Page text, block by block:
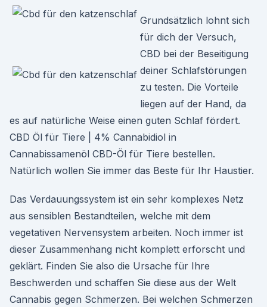
Grundsätzlich lohnt sich
für dich der Versuch,
CBD bei der Beseitigung
deiner Schlafstörungen
zu testen. Die Vorteile
liegen auf der Hand, da
es auf natürliche Weise einen guten Schlaf fördert.
CBD Öl für Tiere | 4% Cannabidiol in
Cannabissamenöl CBD-Öl für Tiere bestellen.
Natürlich wollen Sie immer das Beste für Ihr Haustier.
Das Verdauungssystem ist ein sehr komplexes Netz
aus sensiblen Bestandteilen, welche mit dem
vegetativen Nervensystem arbeiten. Noch immer ist
dieser Zusammenhang nicht komplett erforscht und
geklärt. Finden Sie also die Ursache für Ihre
Beschwerden und schaffen Sie diese aus der Welt
Cannabis gegen Schmerzen. Bei welchen Schmerzen